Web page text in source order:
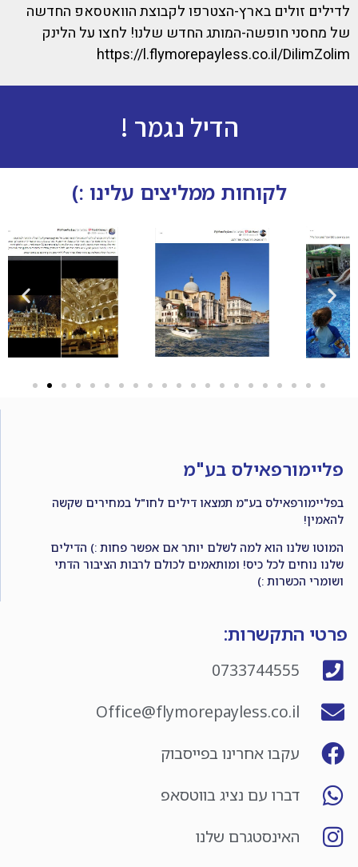
לדילים זולים בארץ-הצטרפו לקבוצת הוואטסאפ החדשה
של מחסני חופשה-המותג החדש שלנו! לחצו על הלינק
https://l.flymorepayless.co.il/DilimZolim
הדיל נגמר !
לקוחות ממליצים עלינו :)
פליימורפאילס בע"מ
בפליימורפאילס בע"מ תמצאו דילים לחו"ל במחירים שקשה
להאמין!
המוטו שלנו הוא למה לשלם יותר אם אפשר פחות :) הדילים
שלנו נוחים לכל כיס! ומותאמים לכולם לרבות הציבור הדתי
ושומרי הכשרות :)
פרטי התקשרות:
0733744555
Office@flymorepayless.co.il
עקבו אחרינו בפייסבוק
דברו עם נציג בווטסאפ
האינסטגרם שלנו